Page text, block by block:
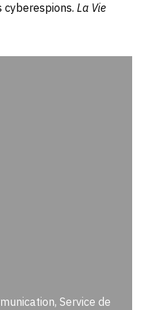
cyberespions. La Vie
Service de